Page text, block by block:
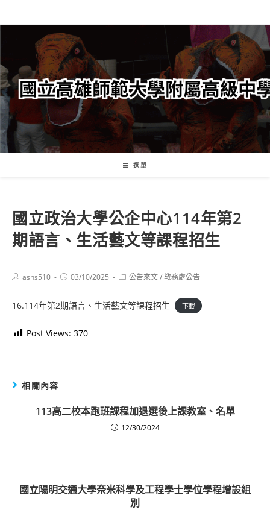
轉
要
內
容
選單
國立政治大學公企中心114年第2
期語言、生活藝文等課程招生
Postashs510
Post03/10/2025
Post公告來文/教務處公告
16.114年第2期語言、生活藝文等課程招生 下載
Post Views: 370
相關內容
113高二校本跑班課程加退選後上課教室、名單
12/30/2024
國立陽明交通大學奈米科學及工程學士學位學程增設組
別